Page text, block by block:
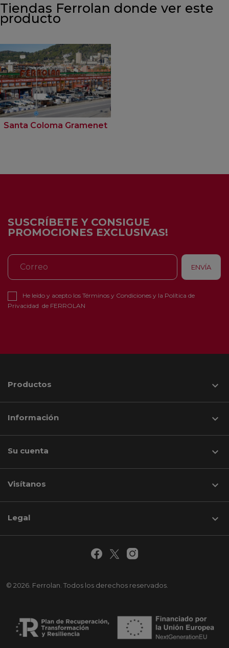
Tiendas Ferrolan donde ver este
producto
Santa Coloma Gramenet
SUSCRÍBETE Y CONSIGUE
PROMOCIONES EXCLUSIVAS!
He leído y acepto los Términos y Condiciones y la Política de
Privacidad de FERROLAN
Productos 
Información 
Su cuenta 
Visítanos keyboard_arrow_down
© 2026. Ferrolan. Todos los derechos reservados.
Legal 